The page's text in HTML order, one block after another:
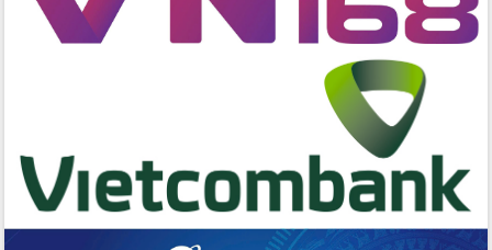
Tập trung triển khai quyết liệt, đồng bộ
các giải pháp nhằm thực hiện hiệu quả
Nông sản Tây Nguyên thu hút doanh
nghiệp nước ngoài
Đắk Lắk định vị thương hiệu du lịch
“Biển – Rừng – Cà phê” trong không